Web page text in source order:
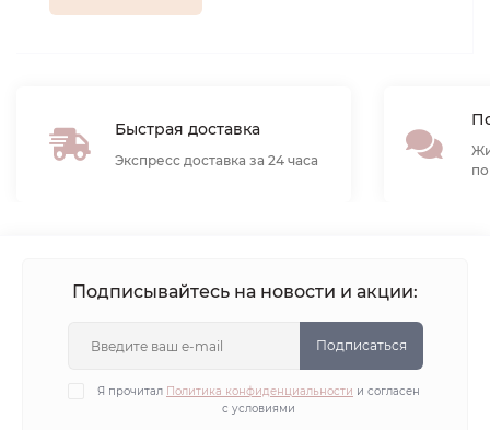
Быстрая доставка
Экспресс доставка за 24 часа
Подписывайтесь на новости и акции:
Подписаться
Я прочитал Политика конфиденциальности и согласен
с условиями